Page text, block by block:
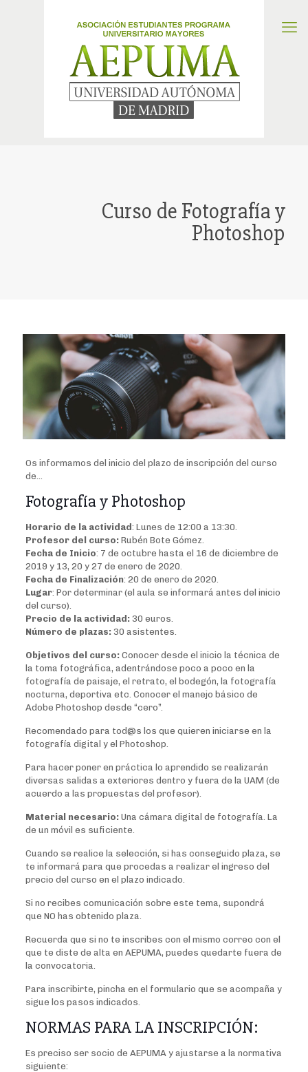
Curso de Fotografía y
Photoshop
Os informamos del inicio del plazo de inscripción del curso
de…
Fotografía y Photoshop
Horario de la actividad : Lunes de 12:00 a 13:30.
Profesor del curso: Rubén Bote Gómez.
Fecha de Inicio: 7 de octubre hasta el 16 de diciembre de
2019 y 13, 20 y 27 de enero de 2020.
Fecha de Finalización: 20 de enero de 2020.
Lugar: Por determinar (el aula se informará antes del inicio
del curso).
Precio de la actividad:30 euros.
Número de plazas:30 asistentes.
Objetivos del curso:Conocer desde el inicio la técnica de
la toma fotográfica, adentrándose poco a poco en la
fotografía de paisaje, el retrato, el bodegón, la fotografía
nocturna, deportiva etc. Conocer el manejo básico de
Adobe Photoshop desde “cero”.
Recomendado para tod@s los que quieren iniciarse en la
fotografía digital y el Photoshop.
Para hacer poner en práctica lo aprendido se realizarán
diversas salidas a exteriores dentro y fuera de la UAM (de
acuerdo a las propuestas del profesor).
Material necesario:Una cámara digital de fotografía. La
de un móvil es suficiente.
Cuando se realice la selección, si has conseguido plaza, se
te informará para que procedas a realizar el ingreso del
precio del curso en el plazo indicado.
Si no recibes comunicación sobre este tema, supondrá
que NO has obtenido plaza.
Recuerda que si no te inscribes con el mismo correo con el
que te diste de alta en AEPUMA, puedes quedarte fuera de
la convocatoria.
Para inscribirte, pincha en el formulario que se acompaña y
sigue los pasos indicados.
NORMAS PARA LA INSCRIPCIÓN:
Es preciso ser socio de AEPUMA y ajustarse a la normativa
siguiente: